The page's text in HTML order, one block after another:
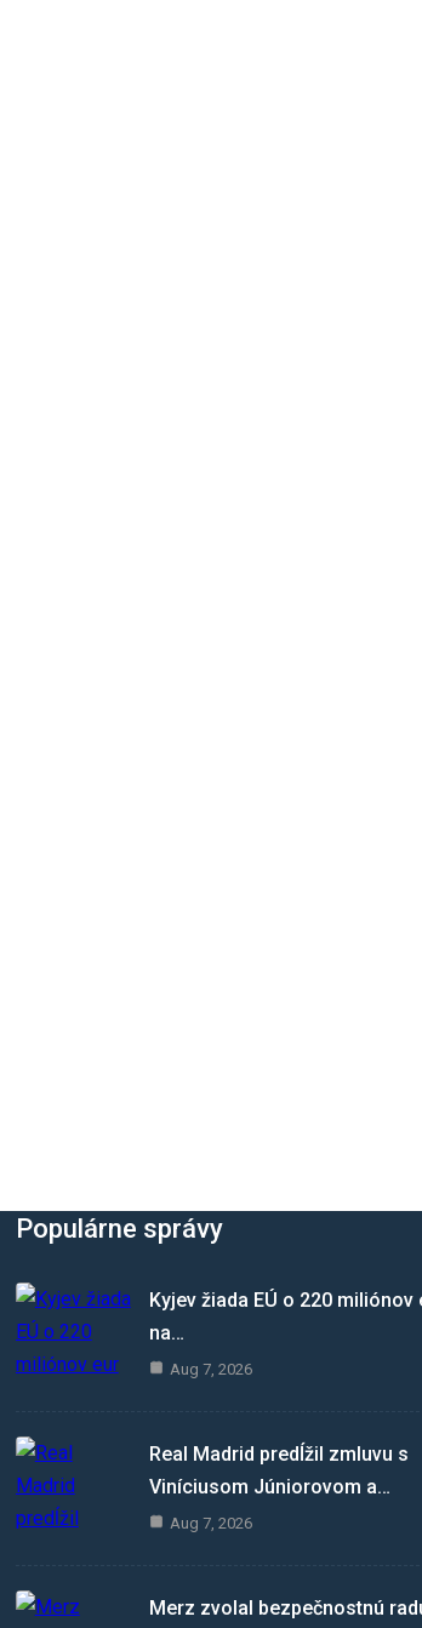
Populárne správy
Kyjev žiada EÚ o 220 miliónov
na…
Aug 7, 2026
Real Madrid predĺžil zmluvu s
Viníciusom Júniorovom a…
Aug 7, 2026
Merz zvolal bezpečnostnú